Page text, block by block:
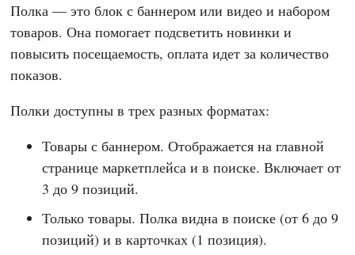
Полка — это блок с баннером или видео и набором
товаров. Она помогает подсветить новинки и
повысить посещаемость, оплата идет за количество
показов.
Полки доступны в трех разных форматах:
Товары с баннером. Отображается на главной
странице маркетплейса и в поиске. Включает от
3 до 9 позиций.
Только товары. Полка видна в поиске (от 6 до 9
позиций) и в карточках (1 позиция).